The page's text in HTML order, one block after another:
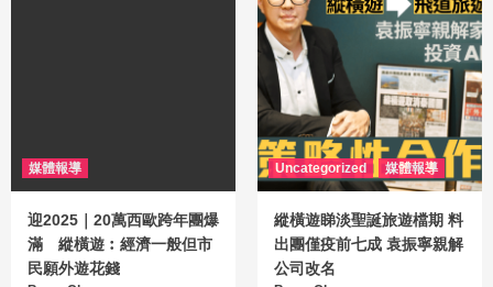
媒體報導
迎2025｜20萬西歐跨年團爆
滿 縱橫遊︰經濟一般但市
民願外遊花錢
Uncategorized 媒體報導
縱橫遊睇淡聖誕旅遊檔期 料
出團僅疫前七成 袁振寧親解
公司改名